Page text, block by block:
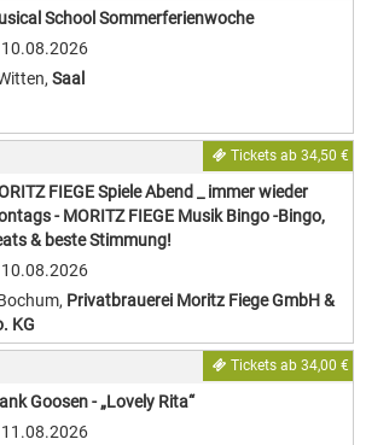
School Sommerferienwoche
10.08.2026
, Saal
Tickets ab 34,50 €
FIEGE Spiele Abend _ immer wieder
- MORITZ FIEGE Musik Bingo -Bingo,
& beste Stimmung!
10.08.2026
, Privatbrauerei Moritz Fiege GmbH &
KG
Tickets ab 34,00 €
Goosen - „Lovely Rita“
11.08.2026